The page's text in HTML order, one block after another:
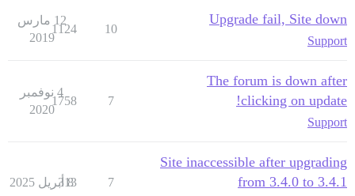
Upgrade fail, Site down
Support
10
1124
12 مارس
2019
The forum is down after
clicking on update!
Support
7
1758
4 نوفمبر
2020
Site inaccessible after upgrading
from 3.4.0 to 3.4.1
7
313
8 أبريل 2025